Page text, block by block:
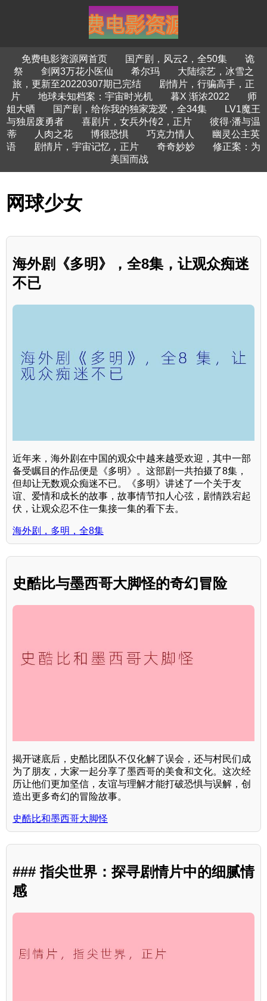
免费电影资源网首页 国产剧，风云2，全50集
诡
祭
剑网3万花小医仙 希尔玛
大陆综艺，冰雪之
旅，更新至20220307期已完结
剧情片，行骗高手，正
片
地球未知档案：宇宙时光机 暮X 渐浓2022
师
姐大晒
国产剧，给你我的独家宠爱，全34集
LV1魔王
与独居废勇者
喜剧片，女兵外传2，正片
彼得·潘与温
蒂
人肉之花 博很恐惧 巧克力情人
幽灵公主英
语
剧情片，宇宙记忆，正片 奇奇妙妙
修正案：为
美国而战
网球少女
海外剧《多明》，全8集，让观众痴迷
不已
近年来，海外剧在中国的观众中越来越受欢迎，其中一部
备受瞩目的作品便是《多明》。这部剧一共拍摄了8集，
但却让无数观众痴迷不已。《多明》讲述了一个关于友
谊、爱情和成长的故事，故事情节扣人心弦，剧情跌宕起
伏，让观众忍不住一集接一集的看下去。
海外剧，多明，全8集
史酷比与墨西哥大脚怪的奇幻冒险
揭开谜底后，史酷比团队不仅化解了误会，还与村民们成
为了朋友，大家一起分享了墨西哥的美食和文化。这次经
历让他们更加坚信，友谊与理解才能打破恐惧与误解，创
造出更多奇幻的冒险故事。
史酷比和墨西哥大脚怪
### 指尖世界：探寻剧情片中的细腻情
感